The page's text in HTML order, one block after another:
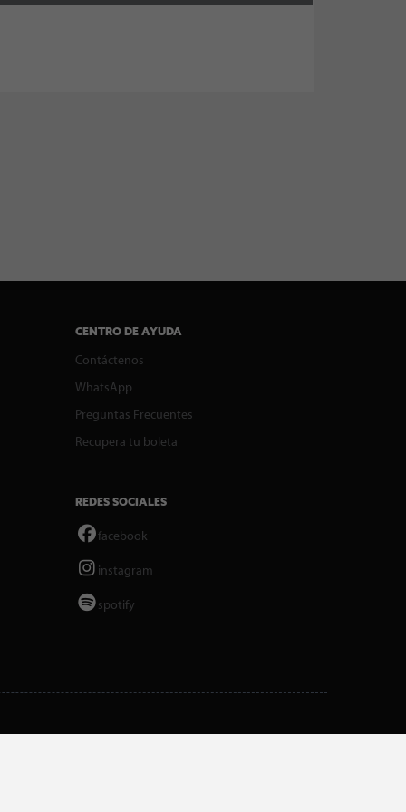
CENTRO DE AYUDA
Contáctenos
WhatsApp
Preguntas Frecuentes
Recupera tu boleta
REDES SOCIALES
facebook
instagram
spotify